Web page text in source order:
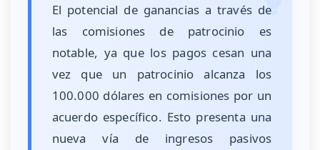
El potencial de ganancias a través de
las comisiones de patrocinio es
notable, ya que los pagos cesan una
vez que un patrocinio alcanza los
100.000 dólares en comisiones por un
acuerdo específico. Esto presenta una
nueva vía de ingresos pasivos